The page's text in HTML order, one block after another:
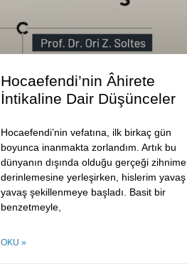
Hocaefendi’nin Âhirete
İntikaline Dair Düşünceler
Hocaefendi’nin vefatına, ilk birkaç gün
boyunca inanmakta zorlandım. Artık bu
dünyanın dışında olduğu gerçeği zihnime
derinlemesine yerleşirken, hislerim yavaş
yavaş şekillenmeye başladı. Basit bir
benzetmeyle,
OKU »